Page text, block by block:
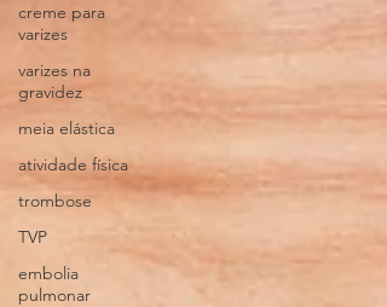
creme para
varizes
varizes na
gravidez
meia elástica
atividade física
trombose
TVP
embolia
pulmonar